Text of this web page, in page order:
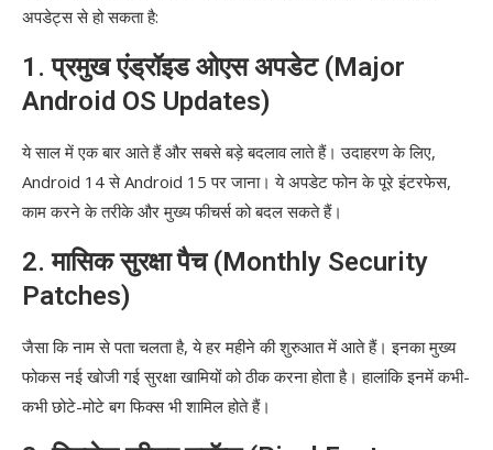
अपडेट्स से हो सकता है:
1. प्रमुख एंड्रॉइड ओएस अपडेट (Major
Android OS Updates)
ये साल में एक बार आते हैं और सबसे बड़े बदलाव लाते हैं। उदाहरण के लिए,
Android 14 से Android 15 पर जाना। ये अपडेट फोन के पूरे इंटरफेस,
काम करने के तरीके और मुख्य फीचर्स को बदल सकते हैं।
2. मासिक सुरक्षा पैच (Monthly Security
Patches)
जैसा कि नाम से पता चलता है, ये हर महीने की शुरुआत में आते हैं। इनका मुख्य
फोकस नई खोजी गई सुरक्षा खामियों को ठीक करना होता है। हालांकि इनमें कभी-
कभी छोटे-मोटे बग फिक्स भी शामिल होते हैं।